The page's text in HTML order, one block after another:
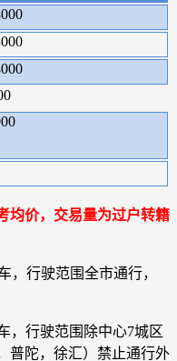
均价，交易量为过户转籍
，行驶范围全市通行，
，行驶范围除中心7城区
普陀，徐汇）禁止通行外